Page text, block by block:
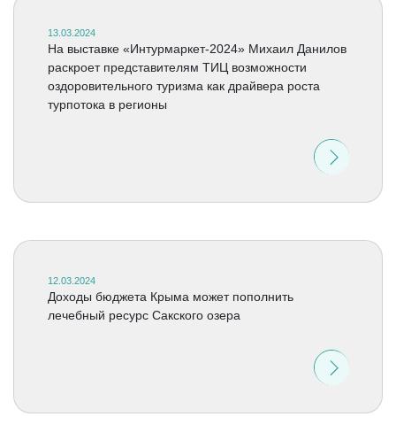
13.03.2024
На выставке «Интурмаркет-2024» Михаил Данилов
раскроет представителям ТИЦ возможности
оздоровительного туризма как драйвера роста
турпотока в регионы
12.03.2024
Доходы бюджета Крыма может пополнить
лечебный ресурс Сакского озера